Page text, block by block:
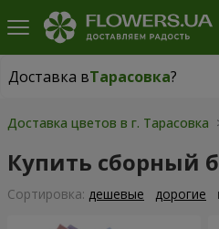
Доставка вТарасовка?
Доставка вТарасовка|
Доставка цветов в г. Тарасовка
Купить сборный
Cортировка: дешевые дорогие